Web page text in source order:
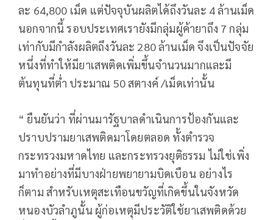
ละ 64,800 เม็ด แต่ปัจจุบันผลิตได้ถึงวันละ 4 ล้านเม็ด
นอกจากนี้ รอบประเทศเรายังมีกลุ่มผู้ค้ายาถึง 7 กลุ่ม
เท่ากับมีกำลังผลิตถึงวันละ 280 ล้านเม็ด จึงเป็นปัจจัย
หนึ่งที่ทำให้มียาเสพติดเพิ่มขึ้นจำนวนมากและมี
ต้นทุนที่ต่ำ ประมาณ 50 สตางค์ /เม็ดเท่านั้น
“ ยืนยันว่า ที่ผ่านมารัฐบาลดำเนินการป้องกันและ
ปราบปรามยาเสพติดมาโดยตลอด ทั้งตำรวจ
กระทรวงมหาดไทย และกระทรวงยุติธรรม ไม่ใช่เพิ่ง
มาทำอย่างที่มีบางฝ่ายพยายามบิดเบือน อย่างไร
ก็ตาม สำหรับเหตุสะเทือนขวัญที่เกิดขึ้นในจังหวัด
หนองบัวลำภูนั้น ผู้ก่อเหตุมีประวัติใช้ยาเสพติดด้วย